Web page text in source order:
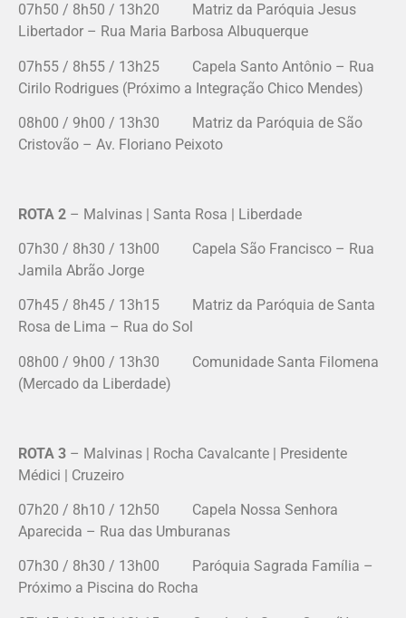
07h50 / 8h50 / 13h20 Matriz da Paróquia Jesus
Libertador – Rua Maria Barbosa Albuquerque
07h55 / 8h55 / 13h25 Capela Santo Antônio – Rua
Cirilo Rodrigues (Próximo a Integração Chico Mendes)
08h00 / 9h00 / 13h30 Matriz da Paróquia de São
Cristovão – Av. Floriano Peixoto
ROTA 2 – Malvinas | Santa Rosa | Liberdade
07h30 / 8h30 / 13h00 Capela São Francisco – Rua
Jamila Abrão Jorge
07h45 / 8h45 / 13h15 Matriz da Paróquia de Santa
Rosa de Lima – Rua do Sol
08h00 / 9h00 / 13h30 Comunidade Santa Filomena
(Mercado da Liberdade)
ROTA 3 – Malvinas | Rocha Cavalcante | Presidente
Médici | Cruzeiro
07h20 / 8h10 / 12h50 Capela Nossa Senhora
Aparecida – Rua das Umburanas
07h30 / 8h30 / 13h00 Paróquia Sagrada Família –
Próximo a Piscina do Rocha